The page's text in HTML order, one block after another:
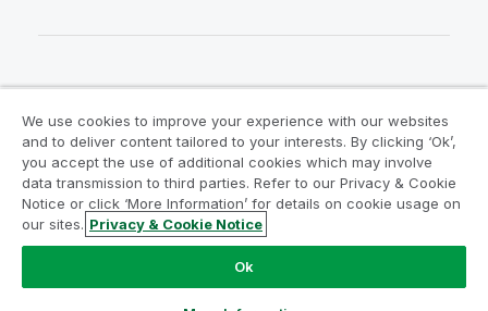
Rechtliche Vereinbarungen
Produktbedingungen
Legal Policies
Legal Policies
Benutzungsbedingungen
Marken
Do Not Share My Info
Copyright © 1993-2026 QlikTech International AB. Alle
We use cookies to improve your experience with our websites
and to deliver content tailored to your interests. By clicking ‘Ok’,
you accept the use of additional cookies which may involve
data transmission to third parties. Refer to our Privacy & Cookie
Notice or click ‘More Information’ for details on cookie usage on
our sites. Privacy & Cookie Notice
Ok